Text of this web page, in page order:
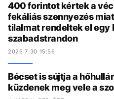
400 forintot kértek a
fekáliás szennyezés
tilalmat rendeltek el egy
szabadstrandon
2026.7.30 15:56
Bécset is sújtja a
küzdenek meg vele a